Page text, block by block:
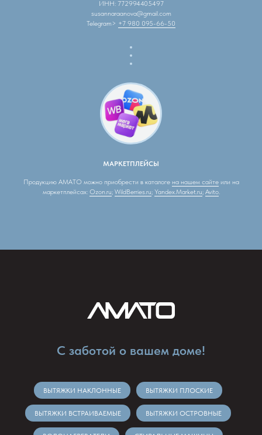
ИНН: 772994405497
susannaraanova@gmail.com
Telegram> +7 980 095-66-50
МАРКЕТПЛЕЙСЫ
Продукцию АМАТО можно приобрести в каталоге на нашем сайтеили на
маркетплейсах: Ozon.ru; WildBerries.ru; Yandex.Market.ru; Avito.
С заботой о вашем доме!
ВЫТЯЖКИ НАКЛОННЫЕ ВЫТЯЖКИ ПЛОСКИЕ
ВЫТЯЖКИ ВСТРАИВАЕМЫЕ ВЫТЯЖКИ ОСТРОВНЫЕ